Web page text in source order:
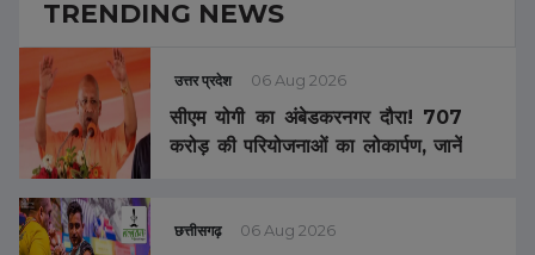
TRENDING NEWS
उत्तर प्रदेश 06 Aug 2026
सीएम योगी का अंबेडकरनगर दौरा! 707
करोड़ की परियोजनाओं का लोकार्पण, जानें
छत्तीसगढ़ 06 Aug 2026